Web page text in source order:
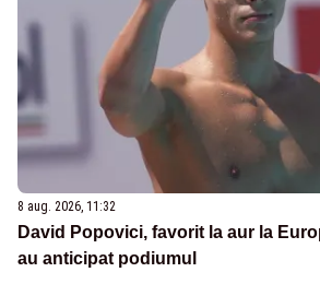
8 aug. 2026, 11:32
David Popovici, favorit la aur la
au anticipat podiumul